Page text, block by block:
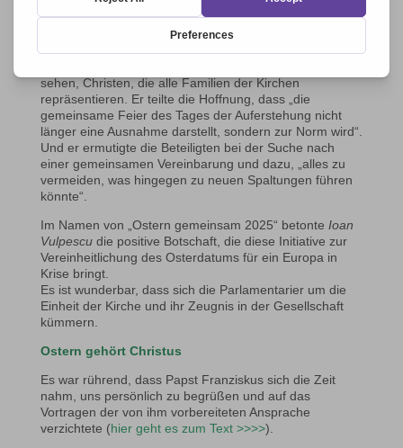
Weniger als eine Woche später, am 19. September,
wurde dieselbe Delegation von Papst Franziskus in Rom
in Audienz empfangen. Er drückte seine Freude über die
sehen, Christen, die alle Familien der Kirchen
repräsentieren. Er teilte die Hoffnung, dass „die
gemeinsame Feier des Tages der Auferstehung nicht
länger eine Ausnahme darstellt, sondern zur Norm wird“.
Und er ermutigte die Beteiligten bei der Suche nach
einer gemeinsamen Vereinbarung und dazu, „alles zu
vermeiden, was hingegen zu neuen Spaltungen führen
könnte“.
Im Namen von „Ostern gemeinsam 2025“ betonte Ioan
Vulpescudie positive Botschaft, die diese Initiative zur
Vereinheitlichung des Osterdatums für ein Europa in
Krise bringt.
Es ist wunderbar, dass sich die Parlamentarier um die
Einheit der Kirche und ihr Zeugnis in der Gesellschaft
kümmern.
Ostern gehört Christus
Es war rührend, dass Papst Franziskus sich die Zeit
nahm, uns persönlich zu begrüßen und auf das
Vortragen der von ihm vorbereiteten Ansprache
verzichtete (hier geht es zum Text >>>>).